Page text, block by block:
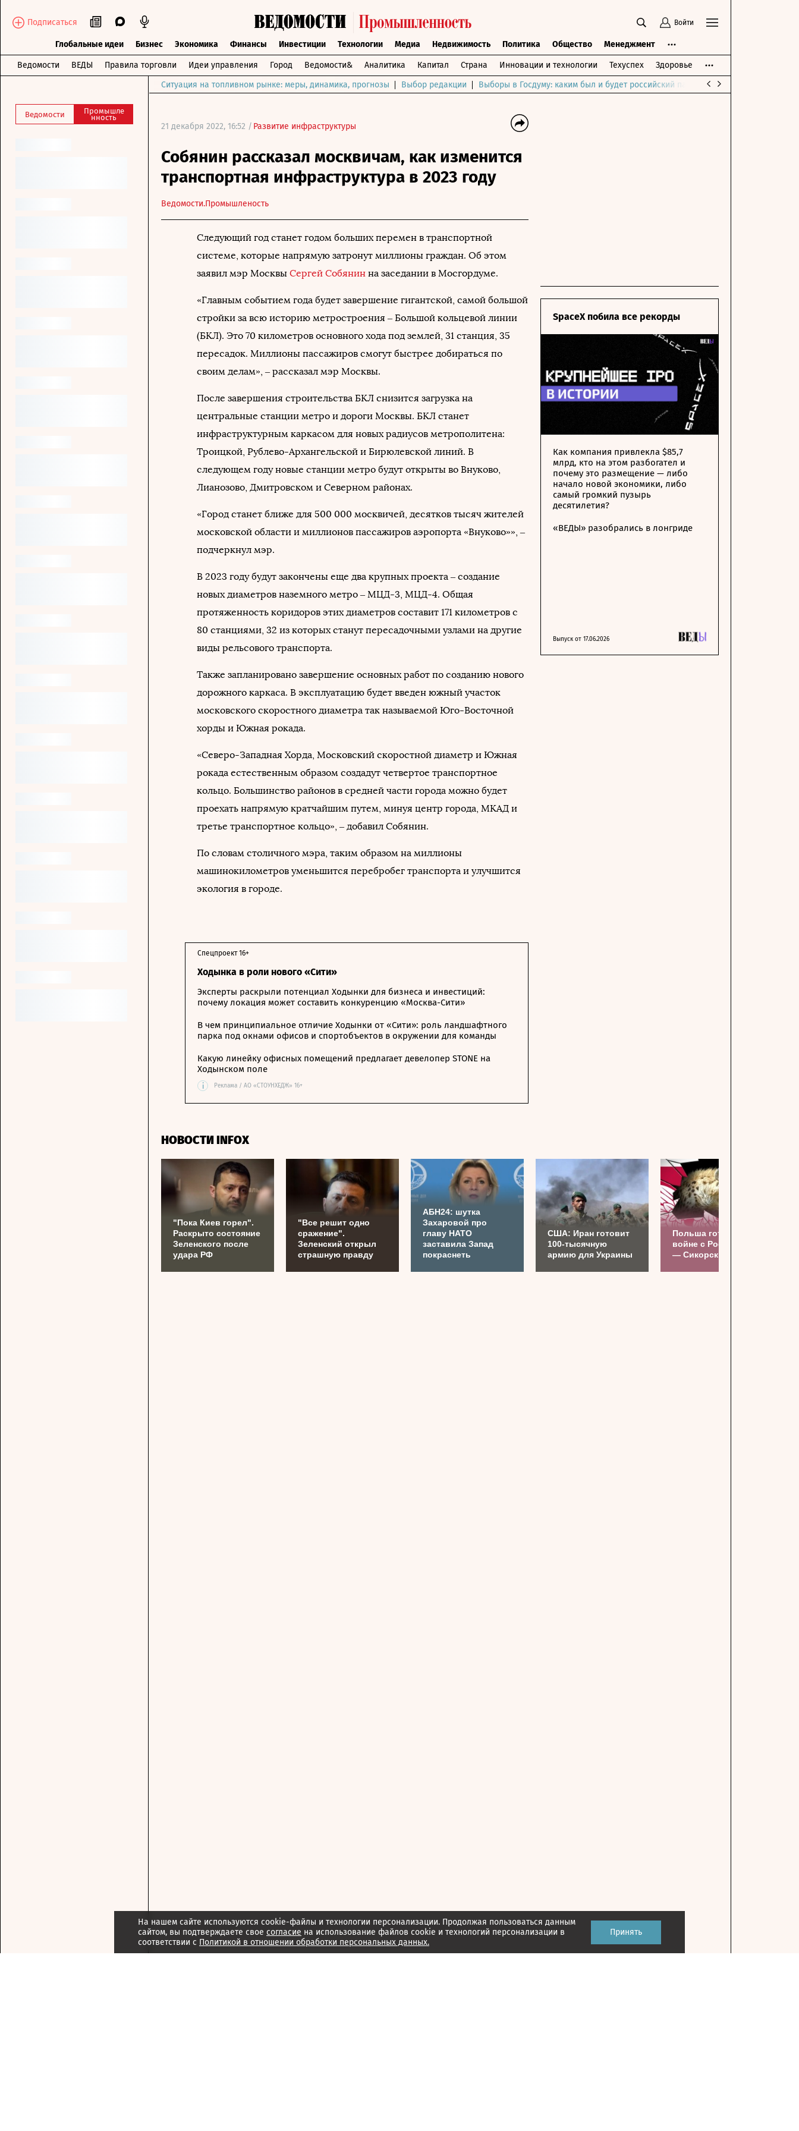
На нашем сайте используются cookie-файлы и технологии персонализации. Продолжая пользоваться данным
сайтом, вы подтверждаете свое согласие на использование файлов cookie и технологий персонализации в
соответствии с Политикой в отношении обработки персональных данных.
Принять
Подписаться Войти
Глобальные идеи Бизнес Экономика Финансы Инвестиции Технологии Медиа Недвижимость Политика Общество Менеджмент
Ведомости ВЕДЫ Правила торговли Идеи управления Город Ведомости& Аналитика Капитал Страна Инновации и технологии Техуспех Здоровье
Ведомости Промышле
нность
Ситуация на топливном рынке: меры, динамика, прогнозы Выбор редакции Выборы в Госдуму: каким был и будет российский парламент
21 декабря 2022, 16:52 / Развитие инфраструктуры
Собянин рассказал москвичам, как изменится
транспортная инфраструктура в 2023 году
Ведомости.Промышленость
Следующий год станет годом больших перемен в транспортной
системе, которые напрямую затронут миллионы граждан. Об этом
заявил мэр Москвы Сергей Собянин на заседании в Мосгордуме.
«Главным событием года будет завершение гигантской, самой большой
стройки за всю историю метростроения – Большой кольцевой линии
(БКЛ). Это 70 километров основного хода под землей, 31 станция, 35
пересадок. Миллионы пассажиров смогут быстрее добираться по
своим делам», – рассказал мэр Москвы.
После завершения строительства БКЛ снизится загрузка на
центральные станции метро и дороги Москвы. БКЛ станет
инфраструктурным каркасом для новых радиусов метрополитена:
Троицкой, Рублево-Архангельской и Бирюлевской линий. В
следующем году новые станции метро будут открыты во Внуково,
Лианозово, Дмитровском и Северном районах.
«Город станет ближе для 500 000 москвичей, десятков тысяч жителей
московской области и миллионов пассажиров аэропорта «Внуково»», –
подчеркнул мэр.
В 2023 году будут закончены еще два крупных проекта – создание
новых диаметров наземного метро – МЦД-3, МЦД-4. Общая
протяженность коридоров этих диаметров составит 171 километров с
80 станциями, 32 из которых станут пересадочными узлами на другие
виды рельсового транспорта.
Также запланировано завершение основных работ по созданию нового
дорожного каркаса. В эксплуатацию будет введен южный участок
московского скоростного диаметра так называемой Юго-Восточной
хорды и Южная рокада.
«Северо-Западная Хорда, Московский скоростной диаметр и Южная
рокада естественным образом создадут четвертое транспортное
кольцо. Большинство районов в средней части города можно будет
проехать напрямую кратчайшим путем, минуя центр города, МКАД и
третье транспортное кольцо», – добавил Собянин.
По словам столичного мэра, таким образом на миллионы
машинокилометров уменьшится перебробег транспорта и улучшится
экология в городе.
Ходынка в роли нового «Сити»
Спецпроект 16+
Эксперты раскрыли потенциал Ходынки для бизнеса и инвестиций:
почему локация может составить конкуренцию «Москва-Сити»
В чем принципиальное отличие Ходынки от «Сити»: роль ландшафтного
парка под окнами офисов и спортобъектов в окружении для команды
Какую линейку офисных помещений предлагает девелопер STONE на
Ходынском поле
i Реклама / АО «СТОУНХЕДЖ» 16+
SpaceX побила все рекорды
Как компания привлекла $85,7
млрд, кто на этом разбогател и
почему это размещение — либо
начало новой экономики, либо
самый громкий пузырь
десятилетия?
«ВЕДЫ» разобрались в лонгриде
Выпуск от 17.06.2026
НОВОСТИ INFOX
"Пока Киев горел".
Раскрыто состояние
Зеленского после
удара РФ
"Все решит одно
сражение".
Зеленский открыл
страшную правду
АБН24: шутка
Захаровой про
главу НАТО
заставила Запад
покраснеть
США: Иран готовит
100-тысячную
армию для Украины
Польша готовится к
войне с Россией
— Сикорский